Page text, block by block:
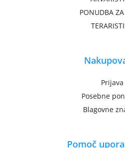
PONUDBA ZA
Prijava
Posebne
Blagovne
Pomoč